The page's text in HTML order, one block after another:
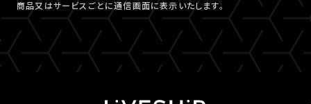
商品又はサービスごとに通信画面に表示いたします。